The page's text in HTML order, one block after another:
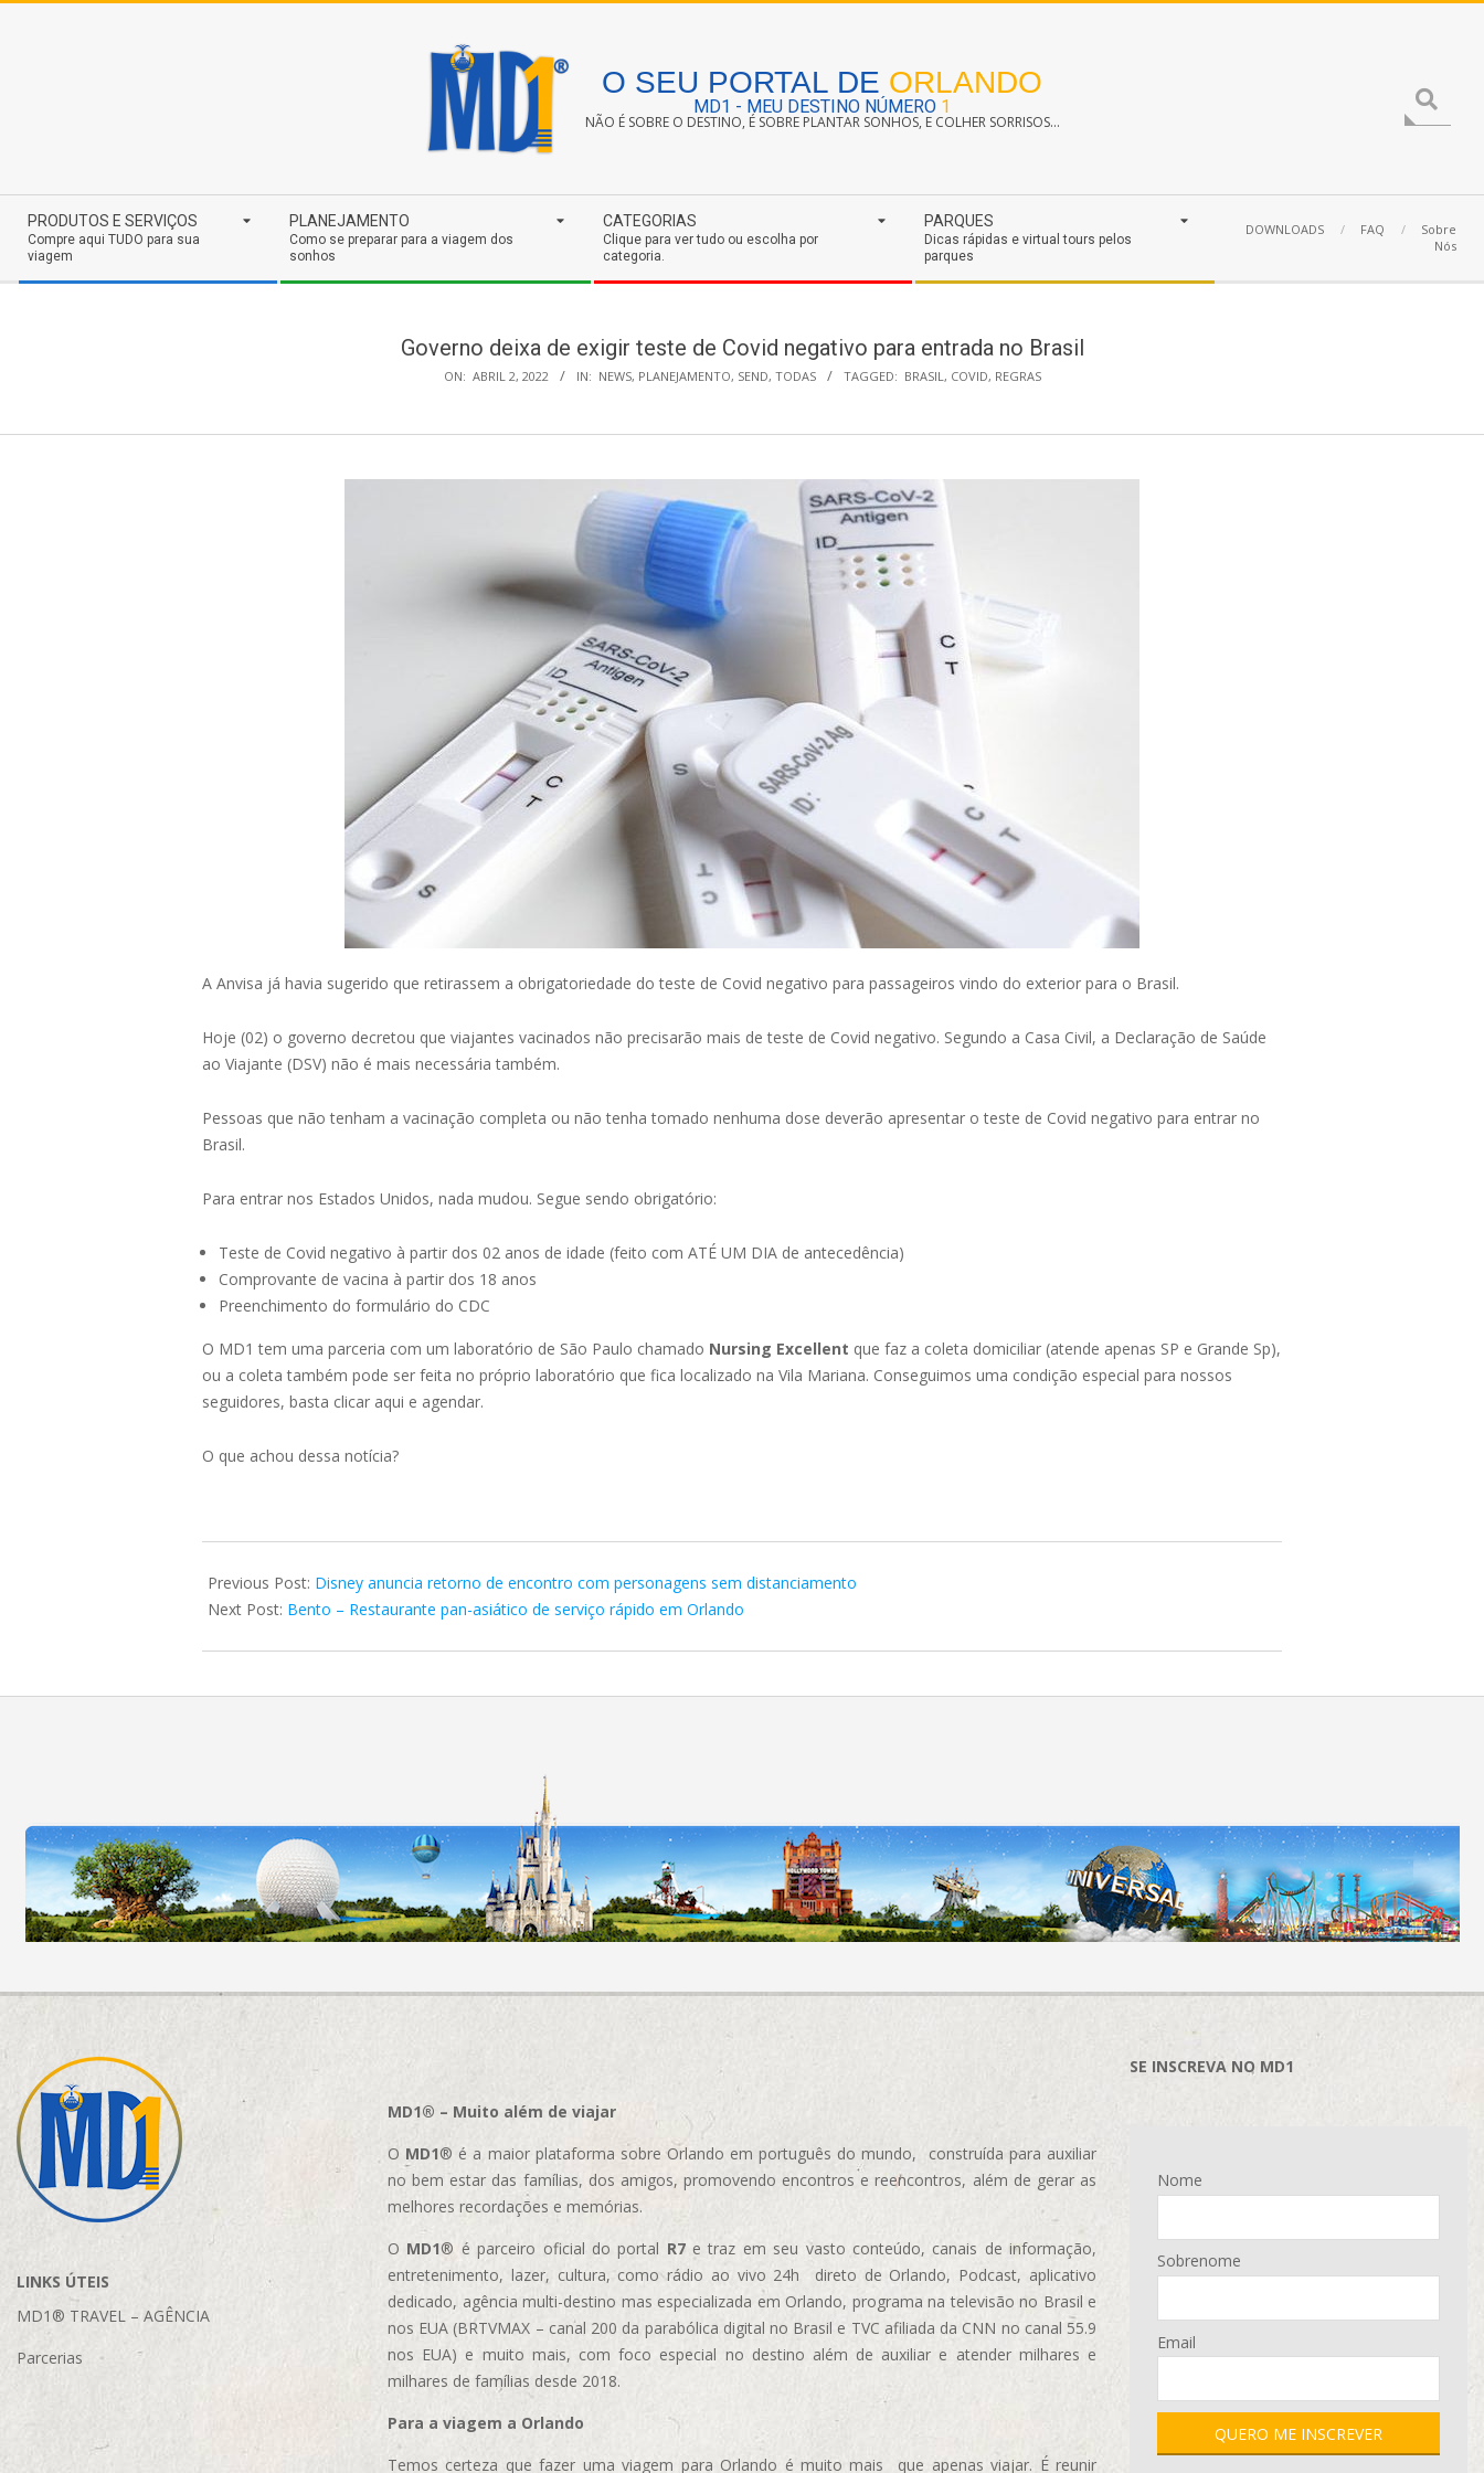
O SEU PORTAL DE ORLANDO
MD1 - MEU DESTINO NÚMERO 1
NÃO É SOBRE O DESTINO, É SOBRE PLANTAR SONHOS, E COLHER SORRISOS...
Navigation
Menu
PRODUTOS E SERVIÇOS
Compre aqui TUDO para sua
viagem
PLANEJAMENTO
Como se preparar para a viagem dos
sonhos
CATEGORIAS
Clique para ver tudo ou escolha por
categoria.
PARQUES
Dicas rápidas e virtual tours pelos
parques
DOWNLOADS FAQ
Sobre
Nós
Governo deixa de exigir teste de Covid negativo para entrada no Brasil
ON: ABRIL 2, 2022 IN: NEWS, PLANEJAMENTO, SEND, TODAS TAGGED: BRASIL, COVID, REGRAS
A Anvisa já havia sugerido que retirassem a obrigatoriedade do teste de Covid negativo para passageiros vindo do exterior para o Brasil.
Hoje (02) o governo decretou que viajantes vacinados não precisarão mais de teste de Covid negativo. Segundo a Casa Civil, a Declaração de Saúde
ao Viajante (DSV) não é mais necessária também.
Pessoas que não tenham a vacinação completa ou não tenha tomado nenhuma dose deverão apresentar o teste de Covid negativo para entrar no
Brasil.
Para entrar nos Estados Unidos, nada mudou. Segue sendo obrigatório:
Teste de Covid negativo à partir dos 02 anos de idade (feito com ATÉ UM DIA de antecedência)
Comprovante de vacina à partir dos 18 anos
Preenchimento do formulário do CDC
O MD1 tem uma parceria com um laboratório de São Paulo chamado Nursing Excellent que faz a coleta domiciliar (atende apenas SP e Grande Sp),
ou a coleta também pode ser feita no próprio laboratório que fica localizado na Vila Mariana. Conseguimos uma condição especial para nossos
seguidores, basta clicar aqui e agendar.
O que achou dessa notícia?
04-
02
Previous Post: Disney anuncia retorno de encontro com personagens sem distanciamento
Next Post: Bento – Restaurante pan-asiático de serviço rápido em Orlando
LINKS ÚTEIS
MD1® TRAVEL – AGÊNCIA
Parcerias
MD1® – Muito além de viajar
O MD1® é a maior plataforma sobre Orlando em português do mundo, construída para auxiliar
no bem estar das famílias, dos amigos, promovendo encontros e reencontros, além de gerar as
melhores recordações e memórias.
O MD1® é parceiro oficial do portal R7e traz em seu vasto conteúdo, canais de informação,
entretenimento, lazer, cultura, como rádio ao vivo 24h direto de Orlando, Podcast, aplicativo
dedicado, agência multi-destino mas especializada em Orlando, programa na televisão no Brasil e
nos EUA (BRTVMAX – canal 200 da parabólica digital no Brasil e TVC afiliada da CNN no canal 55.9
nos EUA) e muito mais, com foco especial no destino além de auxiliar e atender milhares e
milhares de famílias desde 2018.
Para a viagem a Orlando
Temos certeza que fazer uma viagem para Orlando é muito mais que apenas viajar. É reunir
SE INSCREVA NO MD1
Nome
Sobrenome
Email